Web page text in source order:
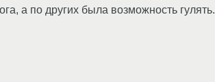
а по других была возможность гулять.